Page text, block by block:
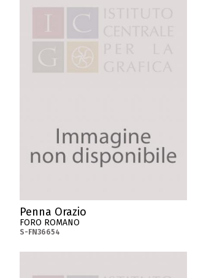
Penna Orazio
FORO ROMANO
S-FN36654